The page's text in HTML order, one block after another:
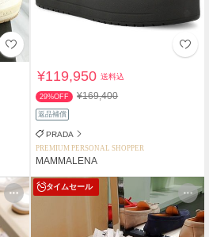
¥119,950送料込
29%OFF ¥169,400
返品補償
PRADA
PREMIUM PERSONAL SHOPPER
MAMMALENA
タイムセール